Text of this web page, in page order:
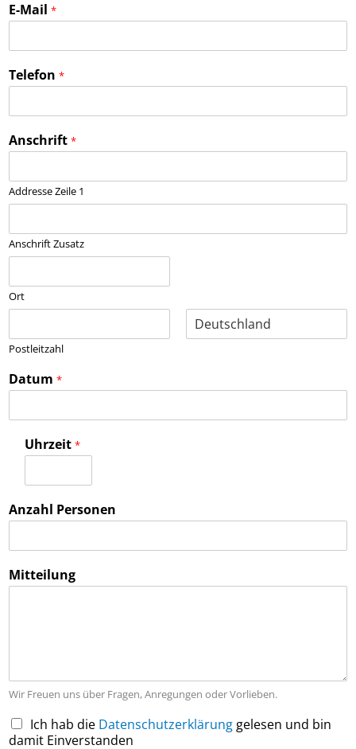
E-Mail *
Telefon *
Anschrift *
Addresse Zeile 1
Anschrift Zusatz
Ort
Postleitzahl
Datum *
Uhrzeit *
Anzahl Personen
Mitteilung
Wir Freuen uns über Fragen, Anregungen oder Vorlieben.
C
h
Ich hab die Datenschutzerklärung gelesen und bin
damit Einverstanden